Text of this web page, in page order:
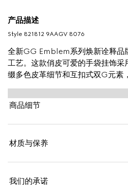
产品描述
Style ‎821812 9AAGV 8076
全新GG Emblem系列焕新诠释品
工艺。这款俏皮可爱的手袋挂饰采
缀多色皮革细节和互扣式双G元素
性单品系列，也可当作钥匙扣使用
商品细节
材质与保养
我们的承诺